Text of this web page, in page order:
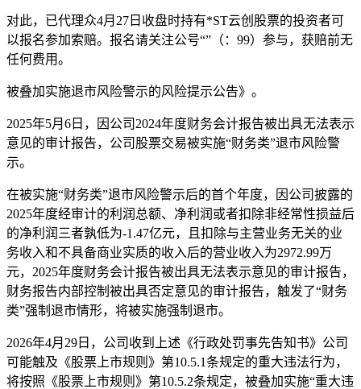
对此，已代理众4月27日收盘时持有*ST云创股票的投资者可
以报名参加索赔。报名请关注公号“”（：99）参与，获赔前无
任何费用。
被叠加实施退市风险警示的风险提示公告》。
2025年5月6日，因公司2024年度财务会计报告被出具无法表示
意见的审计报告，公司股票交易被实施“财务类”退市风险警
示。
在被实施“财务类”退市风险警示后的首个年度，因公司披露的
2025年度经审计的利润总额、净利润或者扣除非经常性损益后
的净利润三者孰低为-1.47亿元，且扣除与主营业务无关的业
务收入和不具备商业实质的收入后的营业收入为2972.99万
元，2025年度财务会计报告被出具无法表示意见的审计报告，
财务报告内部控制被出具否定意见的审计报告，触发了“财务
类”强制退市情形，将被实施强制退市。
2026年4月29日，公司收到上述《行政处罚事先告知书》公司
可能触及《股票上市规则》第10.5.1条规定的重大违法行为，
将按照《股票上市规则》第10.5.2条规定，被叠加实施“重大违